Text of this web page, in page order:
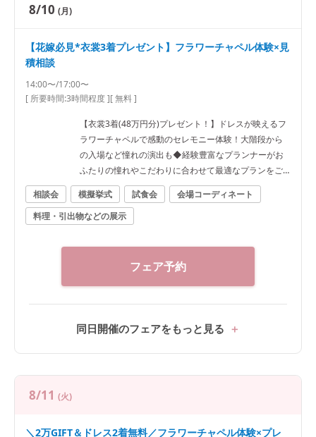
8/10 (月)
【花嫁必見*衣裳3着プレゼント】フラワーチャペル体験×見
積相談
14:00〜/17:00〜
[ 所要時間:3時間程度][ 無料 ]
【衣裳3着(48万円分)プレゼント！】ドレスが映えるフ
ラワーチャペルで感動のセレモニー体験！大階段から
の入場など憧れの演出も◆経験豊富なプランナーがお
ふたりの憧れやこだわりに合わせて最適なプランをご
提案！
相談会 模擬挙式 試食会
会場コーディネート
料理・引出物などの展示
フェア予約
同日開催のフェアをもっと見る
8/11 (火)
＼2万GIFT＆ドレス2着無料／フラワーチャペル体験×プレ